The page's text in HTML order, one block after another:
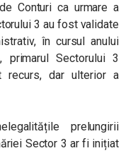
Conturi ca urmare a
3 au fost validate
în cursul anului
primarul Sectorului 3
recurs, dar ulterior a
prelungirii
Sector 3 ar fi inițiat